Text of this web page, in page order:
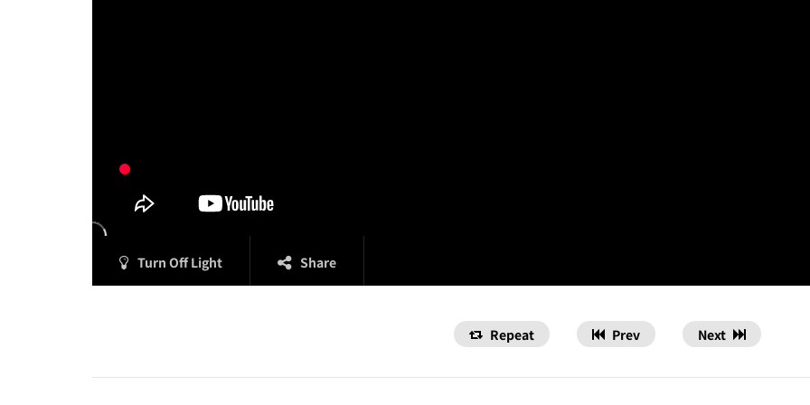
Turn Off Light Share
Repeat Prev Next